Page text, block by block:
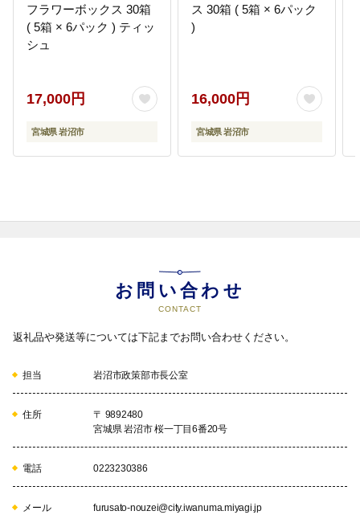
フラワーボックス 30箱
( 5箱 × 6パック ) ティッ
シュ
17,000円
宮城県 岩沼市
ス 30箱 ( 5箱 × 6パック
)
16,000円
宮城県 岩沼市
お問い合わせ
CONTACT
返礼品や発送等については下記までお問い合わせください。
担当 岩沼市政策部市長公室
住所
〒 9892480
宮城県 岩沼市 桜一丁目6番20号
電話 0223230386
メール furusato-nouzei@city.iwanuma.miyagi.jp